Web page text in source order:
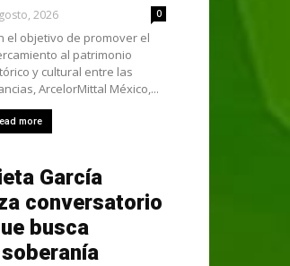
2026 0
el objetivo de promover el
al patrimonio
y cultural entre las
ArcelorMittal México,...
more
García
conversatorio
busca